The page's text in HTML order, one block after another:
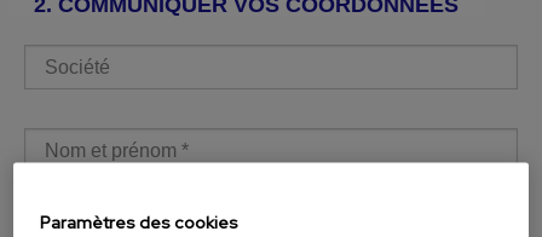
2. COMMUNIQUER VOS COORDONNÉES
NOM ET PRÉNOM*
Paramètres des cookies